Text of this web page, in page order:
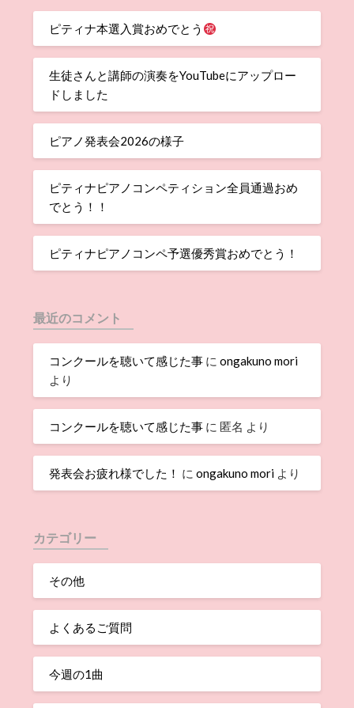
ピティナ本選入賞おめでとう
生徒さんと講師の演奏をYouTubeにアップロー
ドしました
ピアノ発表会2026の様子
ピティナピアノコンペティション全員通過おめ
でとう！！
ピティナピアノコンペ予選優秀賞おめでとう！
最近のコメント
コンクールを聴いて感じた事 にongakuno mori
より
コンクールを聴いて感じた事 に 匿名 より
発表会お疲れ様でした！ にongakuno mori より
カテゴリー
その他
よくあるご質問
今週の1曲